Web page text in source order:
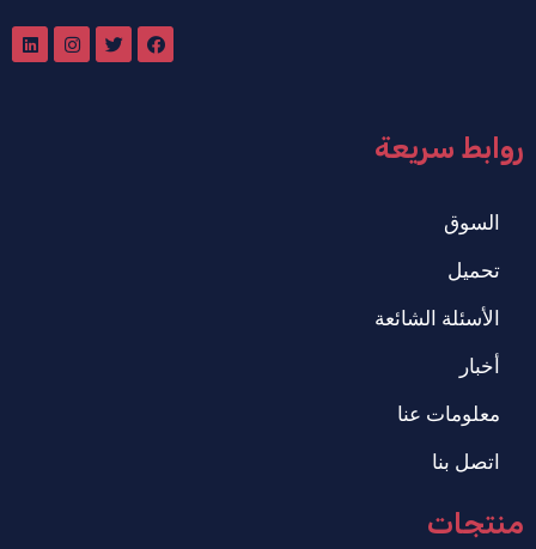
روابط سريعة
السوق
تحميل
الأسئلة الشائعة
أخبار
معلومات عنا
اتصل بنا
منتجات